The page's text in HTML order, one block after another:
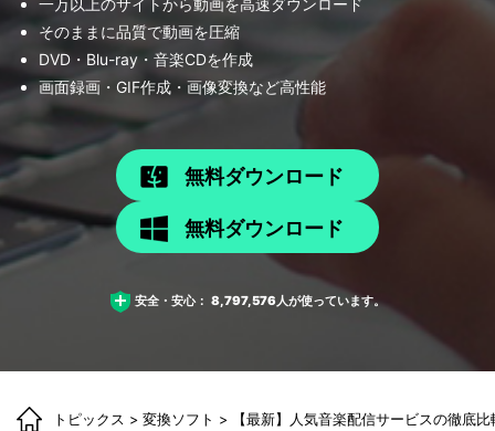
一万以上のサイトから動画を高速ダウンロード
そのままに品質で動画を圧縮
DVD・Blu-ray・音楽CDを作成
画面録画・GIF作成・画像変換など高性能
無料ダウンロード
無料ダウンロード
安全・安心： 8,797,576人が使っています。
トピックス > 変換ソフト > 【最新】人気音楽配信サービスの徹底比